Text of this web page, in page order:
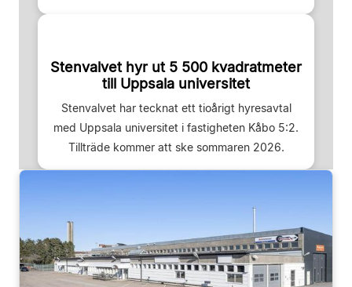
Stenvalvet hyr ut 5 500 kvadratmeter
till Uppsala universitet
Stenvalvet har tecknat ett tioårigt hyresavtal
med Uppsala universitet i fastigheten Kåbo 5:2.
Tillträde kommer att ske sommaren 2026.